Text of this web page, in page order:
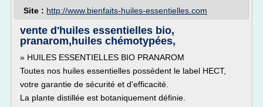
Site : http://www.bienfaits-huiles-essentielles.com
vente d'huiles essentielles bio,
pranarom,huiles chémotypées,
» HUILES ESSENTIELLES BIO PRANAROM
Toutes nos huiles essentielles possèdent le label HECT,
votre garantie de sécurité et d'efficacité.
La plante distillée est botaniquement définie.